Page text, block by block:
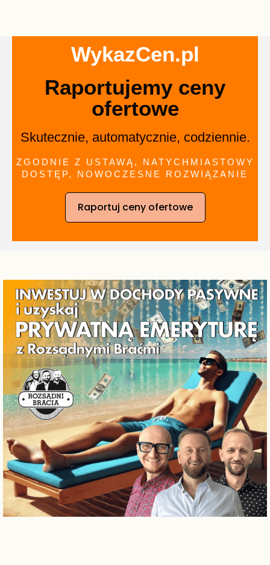
WykazCen.pl
Raportujemy ceny
ofertowe
Skutecznie, automatycznie, codziennie.
ZGODNIE Z USTAWĄ, NATYCHMIASTOWY
DOSTĘP, NOWOCZESNE ROZWIĄZANIE
Raportuj ceny ofertowe